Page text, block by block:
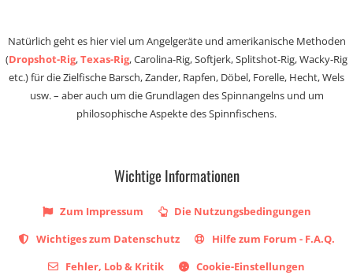
Natürlich geht es hier viel um Angelgeräte und amerikanische Methoden
(Dropshot-Rig,Texas-Rig, Carolina-Rig, Softjerk, Splitshot-Rig, Wacky-Rig
etc.) für die Zielfische Barsch, Zander, Rapfen, Döbel, Forelle, Hecht, Wels
usw. – aber auch um die Grundlagen des Spinnangelns und um
philosophische Aspekte des Spinnfischens.
Wichtige Informationen
Zum Impressum
Die Nutzungsbedingungen
Wichtiges zum Datenschutz
Hilfe zum Forum - F.A.Q.
Fehler, Lob & Kritik
Cookie-Einstellungen